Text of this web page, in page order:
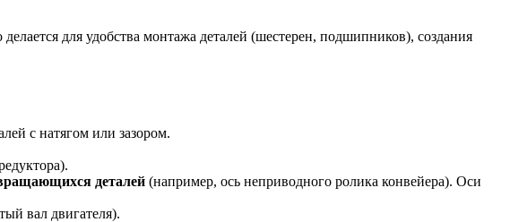
для удобства монтажа деталей (шестерен, подшипников), создания
с натягом или зазором.
деталей (например, ось неприводного ролика конвейера). Оси
вал двигателя).